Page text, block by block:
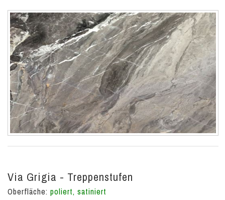
Via Grigia - Treppenstufen
Oberfläche: poliert, satiniert